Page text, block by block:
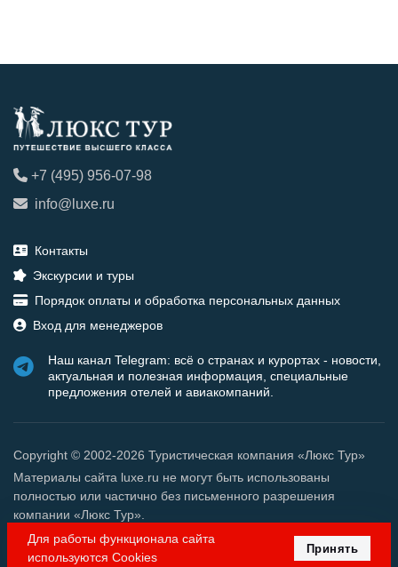
+7 (495) 956-07-98
info@luxe.ru
Контакты
Экскурсии и туры
Порядок оплаты и обработка персональных данных
Вход для менеджеров
Наш канал Telegram: всё о странах и курортах - новости,
актуальная и полезная информация, специальные
предложения отелей и авиакомпаний.
Copyright © 2002-2026 Туристическая компания «Люкс Тур»
Материалы сайта luxe.ru не могут быть использованы
полностью или частично без письменного разрешения
компании «Люкс Тур».
Для работы функционала сайта
используются Cookies
Принять